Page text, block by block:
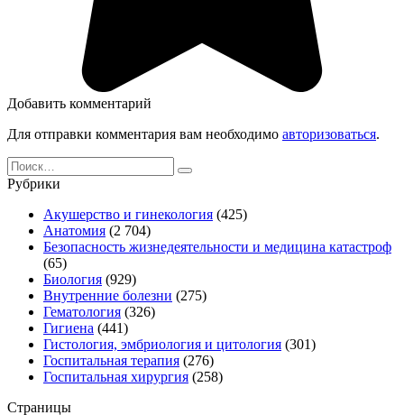
Добавить комментарий
Для отправки комментария вам необходимо авторизоваться.
Search
for:
Рубрики
Акушерство и гинекология (425)
Анатомия (2 704)
Безопасность жизнедеятельности и медицина катастроф
(65)
Биология (929)
Внутренние болезни (275)
Гематология (326)
Гигиена (441)
Гистология, эмбриология и цитология (301)
Госпитальная терапия (276)
Госпитальная хирургия (258)
Страницы